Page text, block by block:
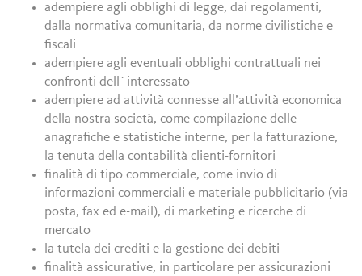
adempiere agli obblighi di legge, dai regolamenti,
dalla normativa comunitaria, da norme civilistiche e
fiscali
adempiere agli eventuali obblighi contrattuali nei
confronti dell´interessato
adempiere ad attività connesse all’attività economica
della nostra società, come compilazione delle
anagrafiche e statistiche interne, per la fatturazione,
la tenuta della contabilità clienti-fornitori
finalità di tipo commerciale, come invio di
informazioni commerciali e materiale pubblicitario (via
posta, fax ed e-mail), di marketing e ricerche di
mercato
la tutela dei crediti e la gestione dei debiti
finalità assicurative, in particolare per assicurazioni